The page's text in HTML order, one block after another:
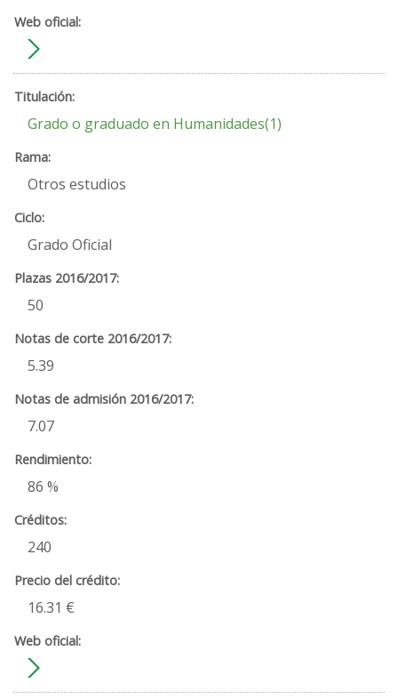
Grado o graduado en Humanidades(1)
Otros estudios
Grado Oficial
50
5.39
7.07
86 %
240
16.31 €